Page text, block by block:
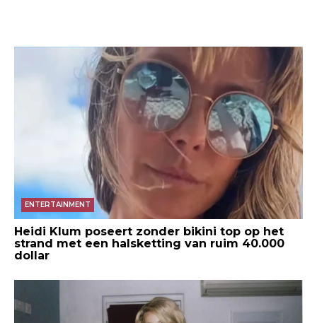
ENTERTAINMENT
Heidi Klum poseert zonder bikini top op het
strand met een halsketting van ruim 40.000
dollar